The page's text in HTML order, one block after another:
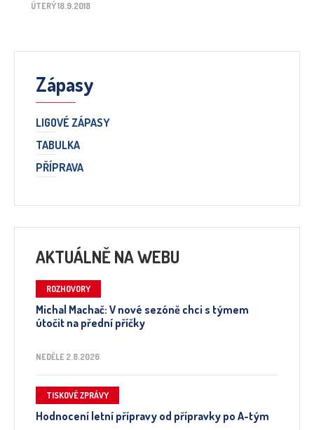
ÚTERÝ 18.9.2018
Zápasy
LIGOVÉ ZÁPASY
TABULKA
PŘÍPRAVA
AKTUÁLNĚ NA WEBU
ROZHOVORY
Michal Machač: V nové sezóně chci s týmem
útočit na přední příčky
NEDĚLE 2.8.2026
TISKOVÉ ZPRÁVY
Hodnocení letní přípravy od přípravky po A-tým